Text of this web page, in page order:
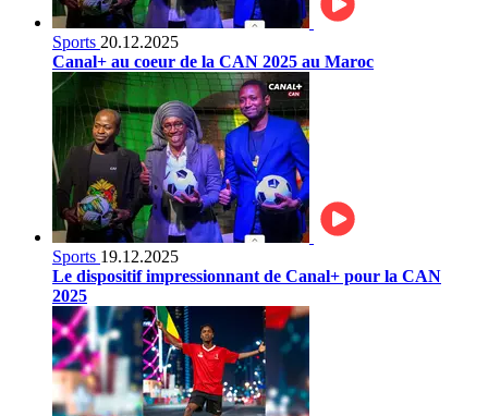
Sports 20.12.2025
Canal+ au coeur de la CAN 2025 au Maroc
Sports 19.12.2025
Le dispositif impressionnant de Canal+ pour la CAN
2025